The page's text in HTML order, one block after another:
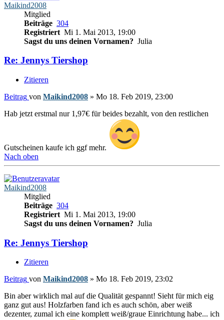
Maikind2008
Mitglied
Beiträge 304
Registriert Mi 1. Mai 2013, 19:00
Sagst du uns deinen Vornamen? Julia
Re: Jennys Tiershop
Zitieren
Beitrag von Maikind2008 » Mo 18. Feb 2019, 23:00
Hab jetzt erstmal nur 1,97€ für beides bezahlt, von den restlichen
Gutscheinen kaufe ich ggf mehr.
Nach oben
Maikind2008
Mitglied
Beiträge 304
Registriert Mi 1. Mai 2013, 19:00
Sagst du uns deinen Vornamen? Julia
Re: Jennys Tiershop
Zitieren
Beitrag von Maikind2008 » Mo 18. Feb 2019, 23:02
Bin aber wirklich mal auf die Qualität gespannt! Sieht für mich eig
ganz gut aus! Holzfarben fand ich es auch schön, aber weiß
dezenter, zumal ich eine komplett weiß/graue Einrichtung habe... ich